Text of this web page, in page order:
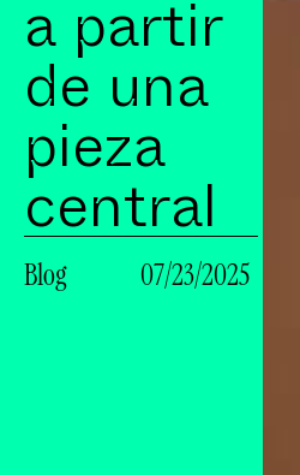
a partir
de una
pieza
central
Blog 07/23/2025